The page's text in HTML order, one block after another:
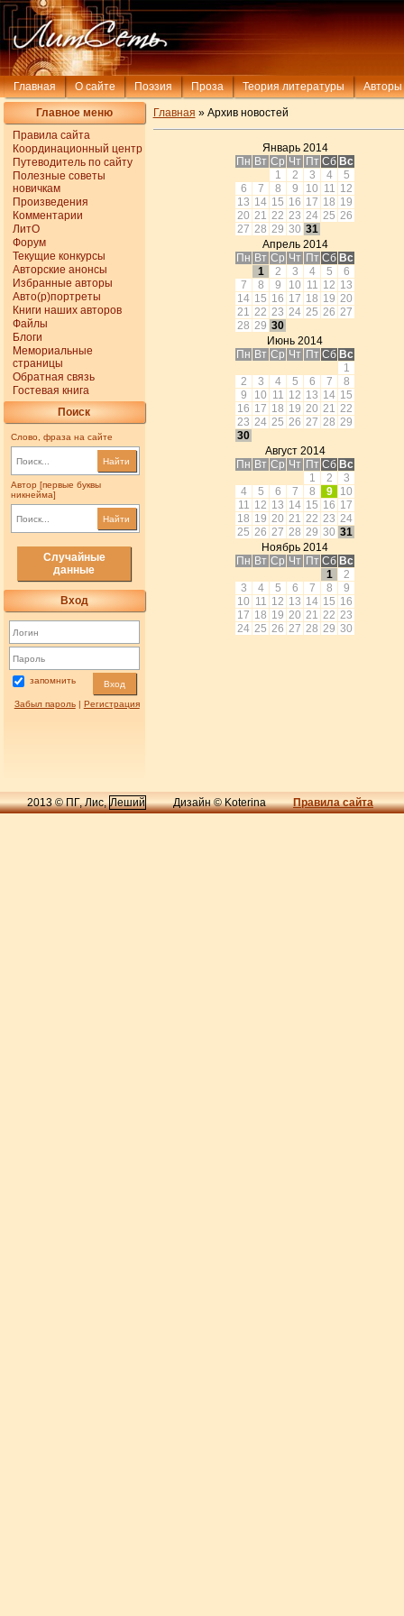
Главная О сайте Поэзия Проза Теория литературы Авторы
Главное меню
Правила сайта
Координационный центр
Путеводитель по сайту
Полезные советы
новичкам
Произведения
Комментарии
ЛитО
Форум
Текущие конкурсы
Авторские анонсы
Избранные авторы
Авто(р)портреты
Книги наших авторов
Файлы
Блоги
Мемориальные
страницы
Обратная связь
Гостевая книга
Поиск
Слово, фраза на сайте
Найти
Автор [первые буквы
никнейма]
Найти
Случайные
данные
Вход
запомнить Вход
Забыл пароль| Регистрация
Главная » Архив новостей
Январь 2014
Пн Вт Ср Чт Пт Сб Вс
1
2 3 4
5
6
7 8 9 10 11 12
13 14 15 16 17 18 19
20 21 22 23 24 25 26
27 28 29 30 31
Апрель 2014
Пн Вт Ср Чт Пт Сб Вс
1
2 3 4 5
6
7
8 9 10 11 12 13
14 15 16 17 18 19 20
21 22 23 24 25 26 27
28 29 30
Июнь 2014
Пн Вт Ср Чт Пт Сб Вс
1
2
3 4 5 6 7
8
9
10 11 12 13 14 15
16 17 18 19 20 21 22
23 24 25 26 27 28 29
30
Август 2014
Пн Вт Ср Чт Пт Сб Вс
1
2
3
4
5 6 7 8 9
10
11 12 13 14 15 16 17
18 19 20 21 22 23 24
25 26 27 28 29 30 31
Ноябрь 2014
Пн Вт Ср Чт Пт Сб Вс
1
2
3
4 5 6 7 8
9
10 11 12 13 14 15 16
17 18 19 20 21 22 23
24 25 26 27 28 29 30
2013 © ПГ, Лис,Леший Дизайн © Koterina Правила сайта